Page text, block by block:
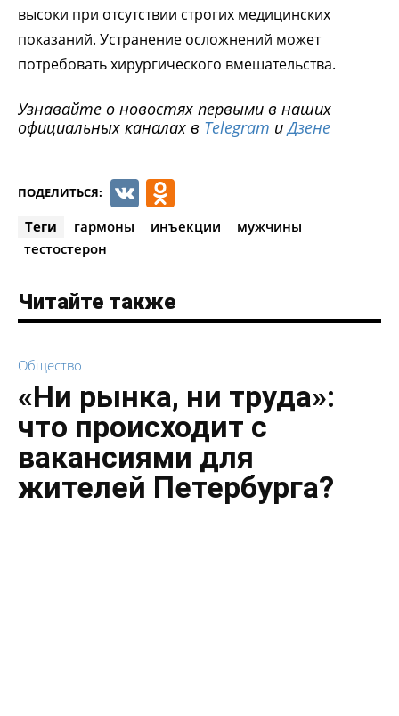
высоки при отсутствии строгих медицинских
показаний. Устранение осложнений может
потребовать хирургического вмешательства.
Узнавайте о новостях первыми в наших
официальных каналах в Telegram иДзене
ПОДЕЛИТЬСЯ: VK
Теги гармоны инъекции
мужчины
тестостерон
Читайте также
Общество
«Ни рынка, ни труда»:
что происходит с
вакансиями для
жителей Петербурга?